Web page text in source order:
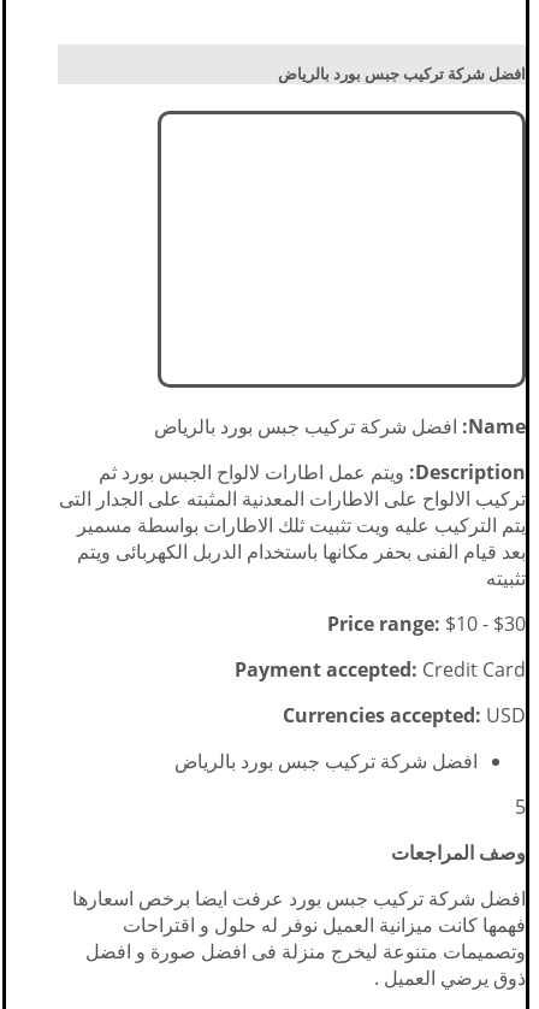
افضل شركة تركيب جبس بورد بالرياض
Name: افضل شركة تركيب جبس بورد بالرياض
Description: ويتم عمل اطارات لالواح الجبس بورد ثم
تركيب الالواح على الاطارات المعدنية المثبته على الجدار التى
يتم التركيب عليه ويت تثبيت ثلك الاطارات بواسطة مسمير
بعد قيام الفنى بحفر مكانها باستخدام الدربل الكهربائى ويتم
تثبيته
Price range: $10 - $30
Payment accepted: Credit Card
Currencies accepted: USD
افضل شركة تركيب جبس بورد بالرياض
5
وصف المراجعات
افضل شركة تركيب جبس بورد عرفت ايضا برخص اسعارها
فهمها كانت ميزانية العميل نوفر له حلول و اقتراحات
وتصميمات متنوعة ليخرج منزلة فى افضل صورة و افضل
ذوق يرضي العميل .